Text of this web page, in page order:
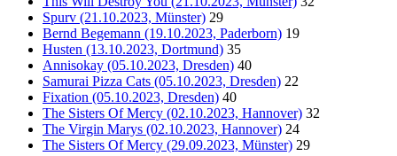
Spurv (21.10.2023, Münster) 29
Bernd Begemann (19.10.2023, Paderborn) 19
Husten (13.10.2023, Dortmund) 35
Annisokay (05.10.2023, Dresden) 40
Samurai Pizza Cats (05.10.2023, Dresden) 22
Fixation (05.10.2023, Dresden) 40
The Sisters Of Mercy (02.10.2023, Hannover) 32
The Virgin Marys (02.10.2023, Hannover) 24
The Sisters Of Mercy (29.09.2023, Münster) 29